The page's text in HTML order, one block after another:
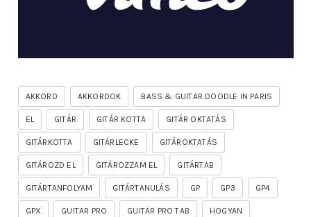
AKKORD AKKORDOK BASS & GUITAR DOODLE IN PARIS
EL GITÁR GITÁR KOTTA GITÁR OKTATÁS
GITÁRKOTTA GITÁRLECKE GITÁROKTATÁS
GITÁROZD EL GITÁROZZAM EL GITÁRTAB
GITÁRTANFOLYAM GITÁRTANULÁS GP GP3 GP4
GPX GUITAR PRO GUITAR PRO TAB HOGYAN